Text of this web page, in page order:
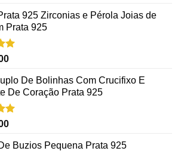
925 Zirconias e Pérola Joias de
Prata 925
De Bolinhas Com Crucifixo E
De Coração Prata 925
Buzios Pequena Prata 925